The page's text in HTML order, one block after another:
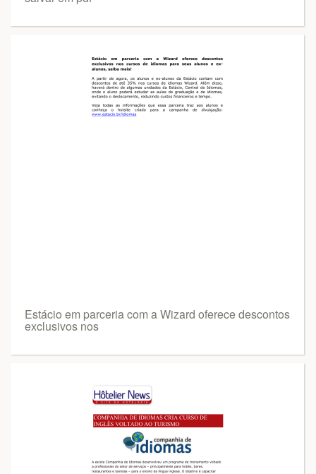
Estácio em parceria com a Wizard oferece descontos
exclusivos nos